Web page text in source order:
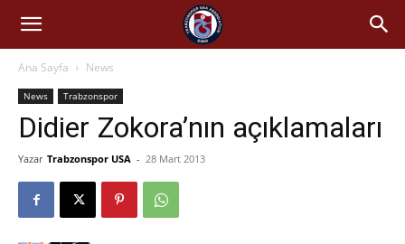
Ana Sayfa News
News Trabzonspor
Didier Zokora’nın açıklamaları
Yazar Trabzonspor USA - 28 Mart 2013